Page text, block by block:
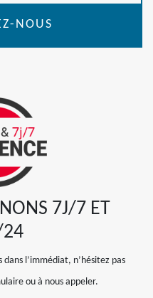
NOUS
7J/7 ET
dans l’immédiat, n’hésitez pas
ou à nous appeler.